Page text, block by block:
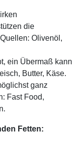
die
Olivenöl,
ein Übermaß kann
Butter, Käse.
ganz
Fast Food,
Fetten: